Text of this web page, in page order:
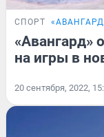
СПОРТ
«Авангард»
на игры в
20 сентября, 2022,